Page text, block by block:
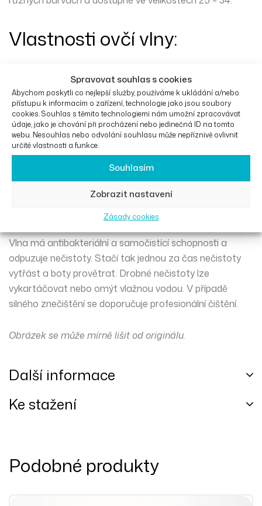
Spravovat souhlas s cookies
Abychom poskytli co nejlepší služby, používáme k ukládání a/nebo
přístupu k informacím o zařízení, technologie jako jsou soubory
cookies. Souhlas s těmito technologiemi nám umožní zpracovávat
údaje, jako je chování při procházení nebo jedinečná ID na tomto
webu. Nesouhlas nebo odvolání souhlasu může nepříznivě ovlivnit
určité vlastnosti a funkce.
Souhlasím
Zobrazit nastavení
Zásady cookies
Vlastnosti ovčí vlny:
antibakteriální
vyrovnává teplotní rozdíly
reguluje vlhkost
podporuje krevní oběh
odpuzuje nečistoty
Vlna má antibakteriální a samočistící schopnosti a
odpuzuje nečistoty. Stačí tak jednou za čas nečistoty
vytřást a boty provětrat. Drobné nečistoty lze
vykartáčovat nebo omýt vlažnou vodou. V případě
silného znečištění se doporučuje profesionální čištění.
Obrázek se může mírně lišit od originálu.
Další informace
Ke stažení
Podobné produkty